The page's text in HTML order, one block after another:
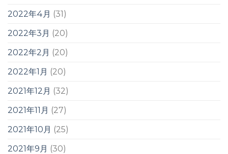
2022年4月 (31)
2022年3月 (20)
2022年2月 (20)
2022年1月 (20)
2021年12月 (32)
2021年11月 (27)
2021年10月 (25)
2021年9月 (30)